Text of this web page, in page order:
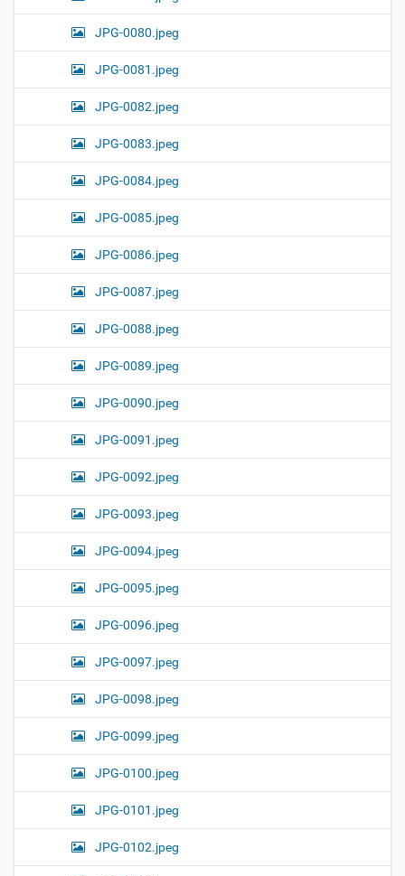
JPG-0080.jpeg
JPG-0081.jpeg
JPG-0082.jpeg
JPG-0083.jpeg
JPG-0084.jpeg
JPG-0085.jpeg
JPG-0086.jpeg
JPG-0087.jpeg
JPG-0088.jpeg
JPG-0089.jpeg
JPG-0090.jpeg
JPG-0091.jpeg
JPG-0092.jpeg
JPG-0093.jpeg
JPG-0094.jpeg
JPG-0095.jpeg
JPG-0096.jpeg
JPG-0097.jpeg
JPG-0098.jpeg
JPG-0099.jpeg
JPG-0100.jpeg
JPG-0101.jpeg
JPG-0102.jpeg